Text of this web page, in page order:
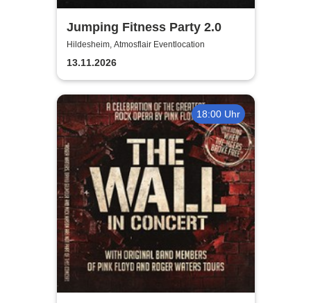
Jumping Fitness Party 2.0
Hildesheim, Atmosflair Eventlocation
13.11.2026
18:00 Uhr